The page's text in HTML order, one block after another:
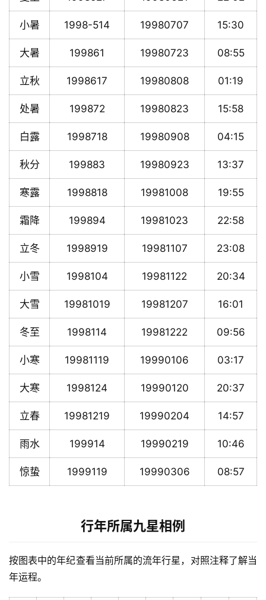
小暑 1998-514 19980707 15:30
大暑 199861 19980723 08:55
立秋 1998617 19980808 01:19
处暑 199872 19980823 15:58
白露 1998718 19980908 04:15
秋分 199883 19980923 13:37
寒露 1998818 19981008 19:55
霜降 199894 19981023 22:58
立冬 1998919 19981107 23:08
小雪 1998104 19981122 20:34
大雪 19981019 19981207 16:01
冬至 1998114 19981222 09:56
小寒 19981119 19990106 03:17
大寒 1998124 19990120 20:37
立春 19981219 19990204 14:57
雨水 199914 19990219 10:46
惊蛰 1999119 19990306 08:57
行年所属九星相例
按图表中的年纪查看当前所属的流年行星，对照注释了解当
年运程。